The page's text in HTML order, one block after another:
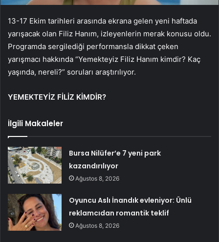
13-17 Ekim tarihleri arasında ekrana gelen yeni haftada
yarışacak olan Filiz Hanım, izleyenlerin merak konusu oldu.
Programda sergilediği performansla dikkat çeken
yarışmacı hakkında “Yemekteyiz Filiz Hanım kimdir? Kaç
yaşında, nereli?” soruları araştırılıyor.
YEMEKTEYİZ FİLİZ KİMDİR?
İlgili Makaleler
Bursa Nilüfer’e 7 yeni park
kazandırılıyor
Ağustos 8, 2026
Oyuncu Aslı İnandık evleniyor: Ünlü
reklamcıdan romantik teklif
Ağustos 8, 2026